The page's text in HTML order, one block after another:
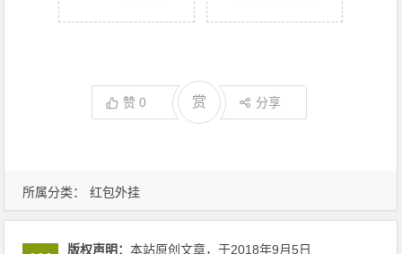
所属分类： 红包外挂
赞0 赏 分享
版权声明：本站原创文章，于2018年9月5日